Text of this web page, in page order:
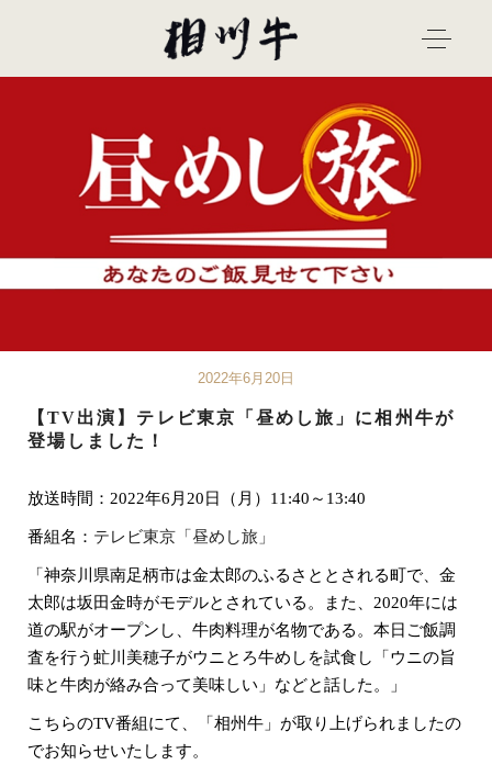
2022年6月20日
【TV出演】テレビ東京「昼めし旅」に相州牛が
登場しました！
放送時間：2022年6月20日（月）11:40～13:40
番組名： テレビ東京「昼めし旅」
「神奈川県南足柄市は金太郎のふるさととされる町で、金
太郎は坂田金時がモデルとされている。また、2020年には
道の駅がオープンし、牛肉料理が名物である。本日ご飯調
査を行う虻川美穂子がウニとろ牛めしを試食し「ウニの旨
味と牛肉が絡み合って美味しい」などと話した。」
こちらのTV番組にて、「相州牛」が取り上げられましたの
でお知らせいたします。